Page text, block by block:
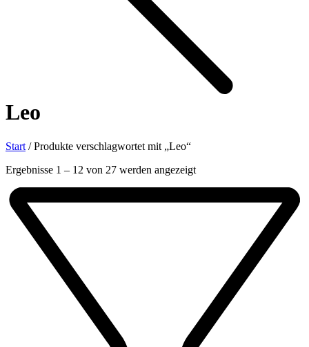
Leo
Start /Produkte verschlagwortet mit „Leo“
Ergebnisse 1 – 12 von 27 werden angezeigtNach